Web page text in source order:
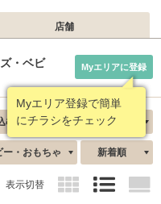
店舗
・ベビ
Myエリア登録で簡単
にチラシをチェック
Myエリアに登録
ー・おもちゃ 新着順
表示切替